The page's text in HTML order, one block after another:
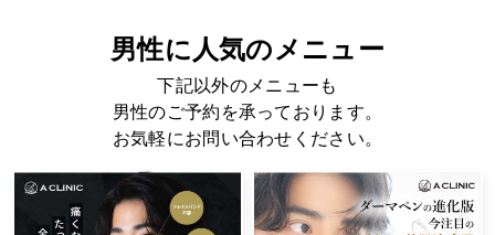
男性に人気のメニュー
下記以外のメニューも
男性のご予約を承っております。
お気軽にお問い合わせください。